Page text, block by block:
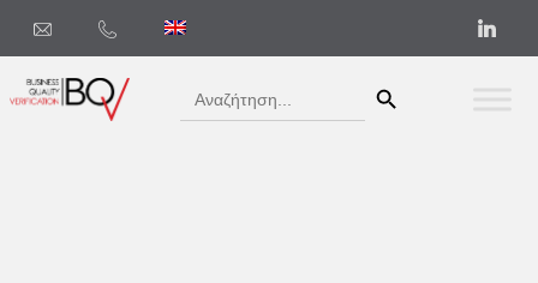
Search
for: